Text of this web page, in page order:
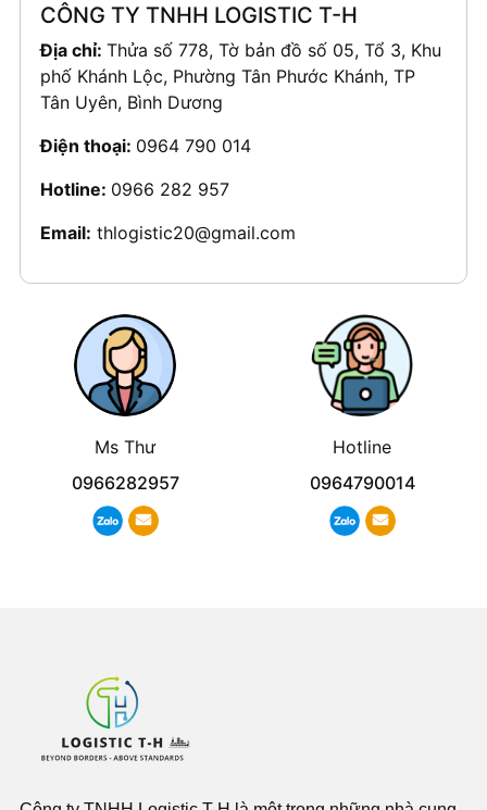
CÔNG TY TNHH LOGISTIC T-H
Địa chỉ: Thửa số 778, Tờ bản đồ số 05, Tổ 3, Khu
phố Khánh Lộc, Phường Tân Phước Khánh, TP
Tân Uyên, Bình Dương
Điện thoại: 0964 790 014
Hotline: 0966 282 957
Email: thlogistic20@gmail.com
Ms Thư
0966282957
Hotline
0964790014